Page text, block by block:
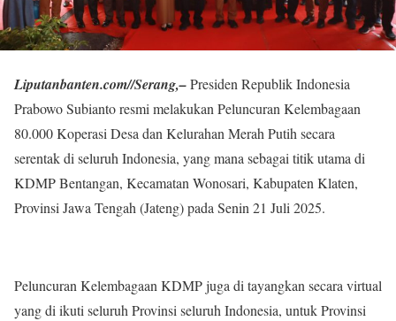
Liputanbanten.com//Serang,–Presiden Republik Indonesia
Prabowo Subianto resmi melakukan Peluncuran Kelembagaan
80.000 Koperasi Desa dan Kelurahan Merah Putih secara
serentak di seluruh Indonesia, yang mana sebagai titik utama di
KDMP Bentangan, Kecamatan Wonosari, Kabupaten Klaten,
Provinsi Jawa Tengah (Jateng) pada Senin 21 Juli 2025.
Peluncuran Kelembagaan KDMP juga di tayangkan secara virtual
yang di ikuti seluruh Provinsi seluruh Indonesia, untuk Provinsi